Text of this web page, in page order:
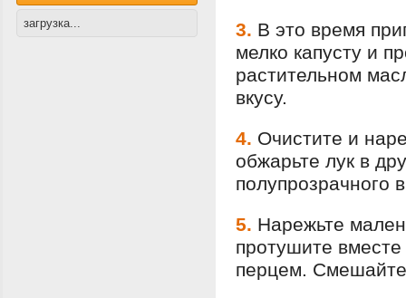
загрузка...
3. В это время
мелко капусту и
растительном
вкусу.
4. Очистите и
обжарьте лук в
полупрозрачного
5. Нарежьте
протушите
перцем.